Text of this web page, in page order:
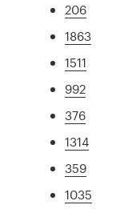
206
1863
1511
992
376
1314
359
1035